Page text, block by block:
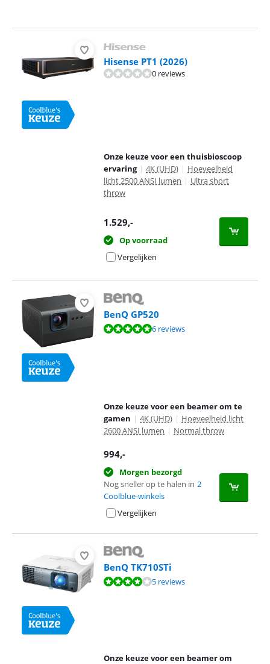
Hisense PT1 (2026)
0 reviews
Onze keuze voor een thuisbioscoop
ervaring | 4K (UHD) | Hoeveelheid
licht 2500 ANSI lumen | Ultra short
throw
1.529,-
Op voorraad
Vergelijken
BenQ GP520
Beoordeling is 9,8 van de 10, gebaseerd op 6 reviews.
6 reviews
Onze keuze voor een beamer om te
gamen | 4K (UHD) | Hoeveelheid licht
2600 ANSI lumen | Normal throw
994,-
Morgen bezorgd
Nog sneller op te halen in 2
Coolblue-winkels
Vergelijken
BenQ TK710STi
Beoordeling is 7,8 van de 10, gebaseerd op 5 reviews.
5 reviews
Onze keuze voor een beamer om